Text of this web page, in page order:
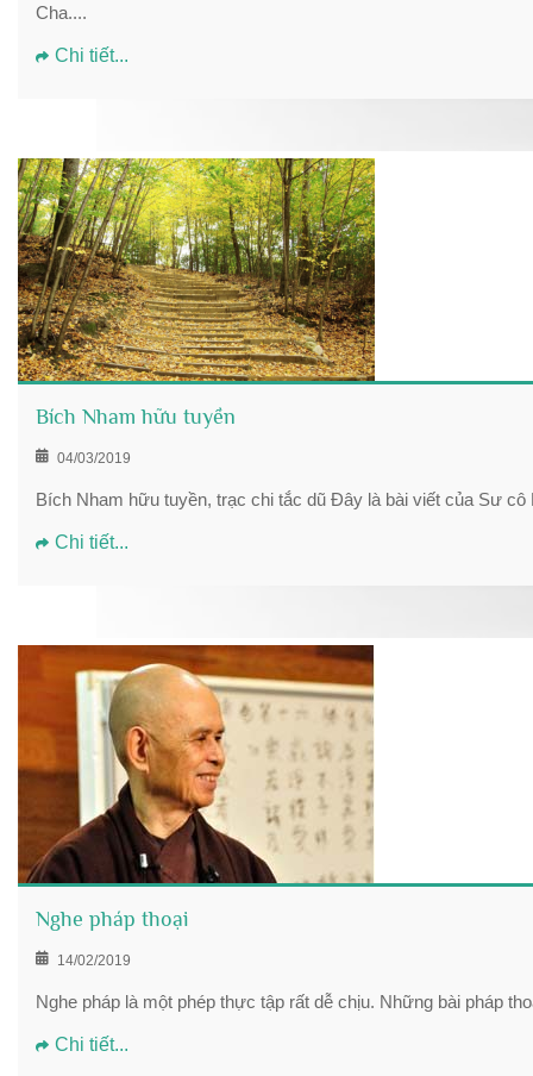
Cha....
Chi tiết...
Bích Nham hữu tuyền
04/03/2019
Bích Nham hữu tuyền, trạc chi tắc dũ Đây là bài viết của Sư
Chi tiết...
Nghe pháp thoại
14/02/2019
Nghe pháp là một phép thực tập rất dễ chịu. Những bài pháp
Chi tiết...